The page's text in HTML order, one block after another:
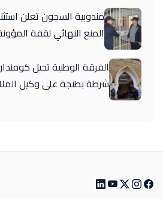
مندوبية السجون تعلن
المنع النهائي لقفة
الفرقة الوطنية تحيل
شرطة بطنجة على وكيل